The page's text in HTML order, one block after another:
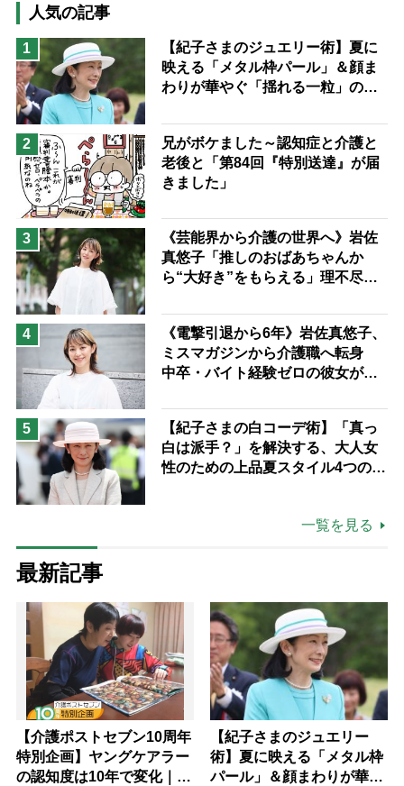
高木ブー
ケアマネジャー
猫が母になつきません
息子の遠距離介護サバイバル術
兄がボケました
予防法
人気の記事
1
【紀子さまのジュエリー術】夏に
映える「メタル枠パール」＆顔ま
わりが華やぐ「揺れる一粒」の使
2
兄がボケました～認知症と介護と
老後と「第84回『特別送達』が届
きました」
3
《芸能界から介護の世界へ》岩佐
真悠子「推しのおばあちゃんか
ら“大好き”をもらえる」理不尽さ
場は「愛おしい」
4
《電撃引退から6年》岩佐真悠子、
ミスマガジンから介護職へ転身
中卒・バイト経験ゼロの彼女が見
ながら自分らしくいられる」
5
【紀子さまの白コーデ術】「真っ
白は派手？」を解決する、大人女
性のための上品夏スタイル4つのコ
一覧を見る
最新記事
【介護ポストセブン10周年
特別企画】ヤングケアラー
の認知度は10年で変化｜流
【紀子さまのジュエリー
術】夏に映える「メタル枠
パール」＆顔まわりが華や